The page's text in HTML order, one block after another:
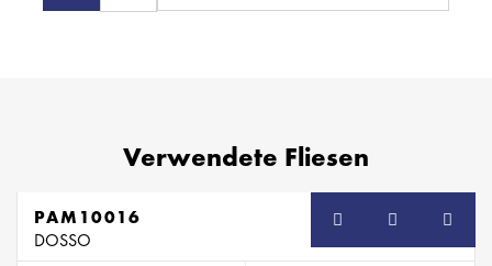
Verwendete Fliesen
PAM10016
DOSSO